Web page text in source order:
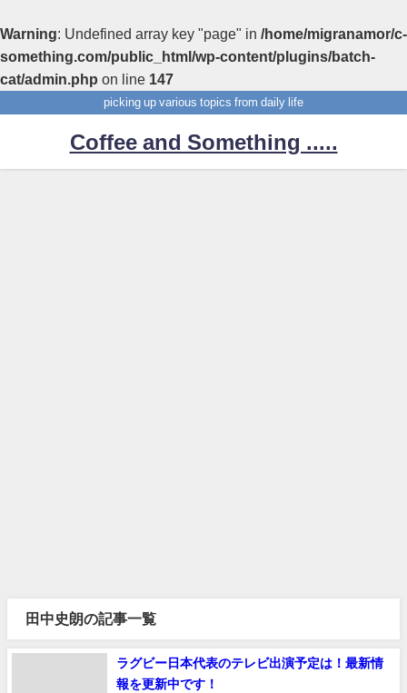
Warning: Undefined array key "page" in /home/migranamor/c-
something.com/public_html/wp-content/plugins/batch-
cat/admin.php on line 147
picking up various topics from daily life
Coffee and Something .....
田中史朗の記事一覧
ラグビー日本代表のテレビ出演予定は！最新情
報を更新中です！